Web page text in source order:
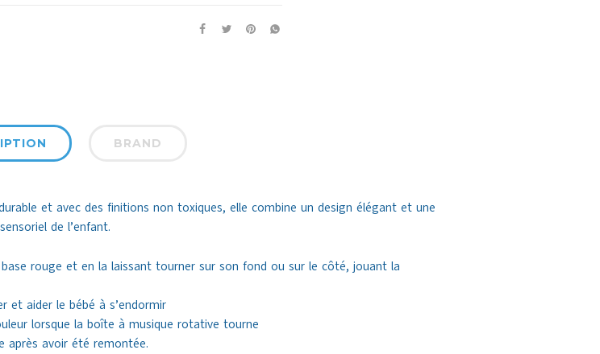
BRAND
et avec des finitions non toxiques, elle combine un design élégant et une
de l’enfant.
rouge et en la laissant tourner sur son fond ou sur le côté, jouant la
et aider le bébé à s’endormir
lorsque la boîte à musique rotative tourne
après avoir été remontée.